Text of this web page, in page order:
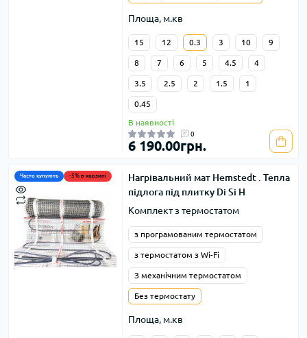
Площа, м.кв
15 12 0.3 3 10 9
8 7 6 5 4.5 4
3.5 2.5 2 1.5 1
0.45
В наявності
0
6 190.00грн.
Часто купують -5% в корзині
Нагрівальний мат Hemstedt . Тепла
підлога під плитку Di Si H
Комплект з термостатом
з програмованим термостатом
з термостатом з Wi-Fi
З механічним термостатом
Без термостату
Площа, м.кв